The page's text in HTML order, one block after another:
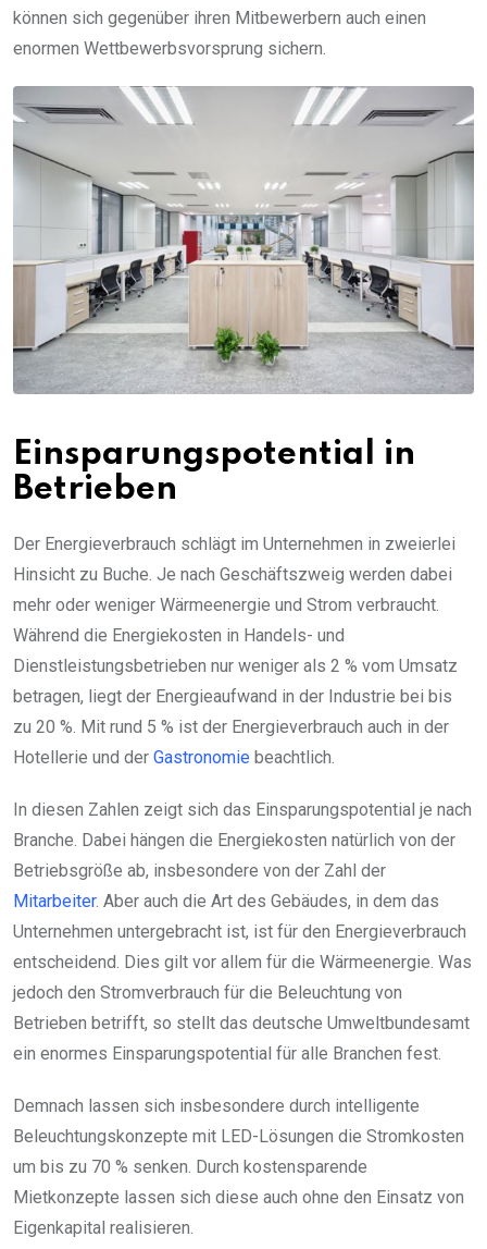
können sich gegenüber ihren Mitbewerbern auch einen
enormen Wettbewerbsvorsprung sichern.
Einsparungspotential in
Betrieben
Der Energieverbrauch schlägt im Unternehmen in zweierlei
Hinsicht zu Buche. Je nach Geschäftszweig werden dabei
mehr oder weniger Wärmeenergie und Strom verbraucht.
Während die Energiekosten in Handels- und
Dienstleistungsbetrieben nur weniger als 2 % vom Umsatz
betragen, liegt der Energieaufwand in der Industrie bei bis
zu 20 %. Mit rund 5 % ist der Energieverbrauch auch in der
Hotellerie und der Gastronomie beachtlich.
In diesen Zahlen zeigt sich das Einsparungspotential je nach
Branche. Dabei hängen die Energiekosten natürlich von der
Betriebsgröße ab, insbesondere von der Zahl der
Mitarbeiter. Aber auch die Art des Gebäudes, in dem das
Unternehmen untergebracht ist, ist für den Energieverbrauch
entscheidend. Dies gilt vor allem für die Wärmeenergie. Was
jedoch den Stromverbrauch für die Beleuchtung von
Betrieben betrifft, so stellt das deutsche Umweltbundesamt
ein enormes Einsparungspotential für alle Branchen fest.
Demnach lassen sich insbesondere durch intelligente
Beleuchtungskonzepte mit LED-Lösungen die Stromkosten
um bis zu 70 % senken. Durch kostensparende
Mietkonzepte lassen sich diese auch ohne den Einsatz von
Eigenkapital realisieren.